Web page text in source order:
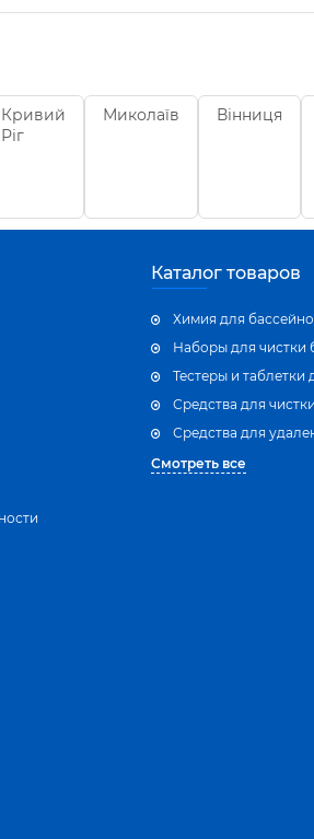
Кривий
Ріг
Миколаїв Вінниця
Каталог товаров
Химия для
Наборы для чистки
Тестеры и таблетки
Средства для
Средства для
Смотреть все